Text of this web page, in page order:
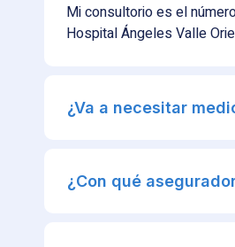
Mi consultorio es el
Hospital Ángeles Valle
¿Va a necesitar
¿Con qué